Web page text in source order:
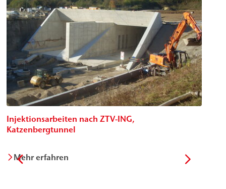
Injektionsarbeiten nach ZTV-ING,
Katzenbergtunnel
Mehr erfahren